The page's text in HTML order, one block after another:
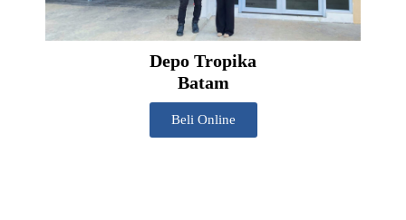
Depo Tropika
Batam
Beli Online